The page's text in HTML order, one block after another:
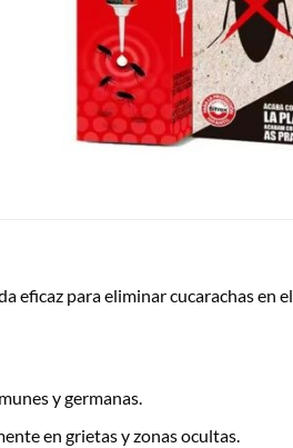
eficaz para eliminar cucarachas en
y germanas.
en grietas y zonas ocultas.